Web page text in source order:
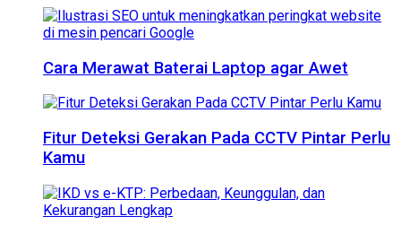
Cara Merawat Baterai Laptop agar Awet
Fitur Deteksi Gerakan Pada CCTV Pintar Perlu
Kamu